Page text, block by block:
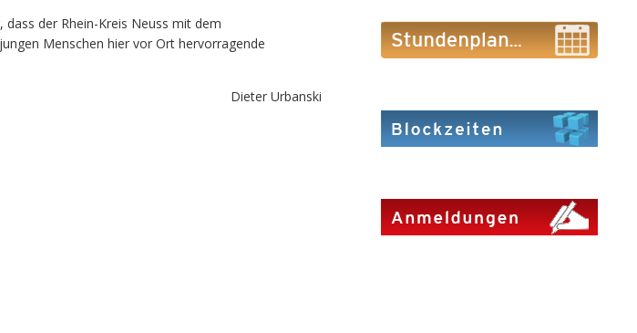
der Rhein-Kreis Neuss mit dem
Menschen hier vor Ort hervorragende
Dieter Urbanski